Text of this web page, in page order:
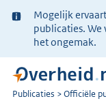
Ter
informatie:
Mogelijk
publicaties. We
het ongemak.
U
Publicaties Officiële